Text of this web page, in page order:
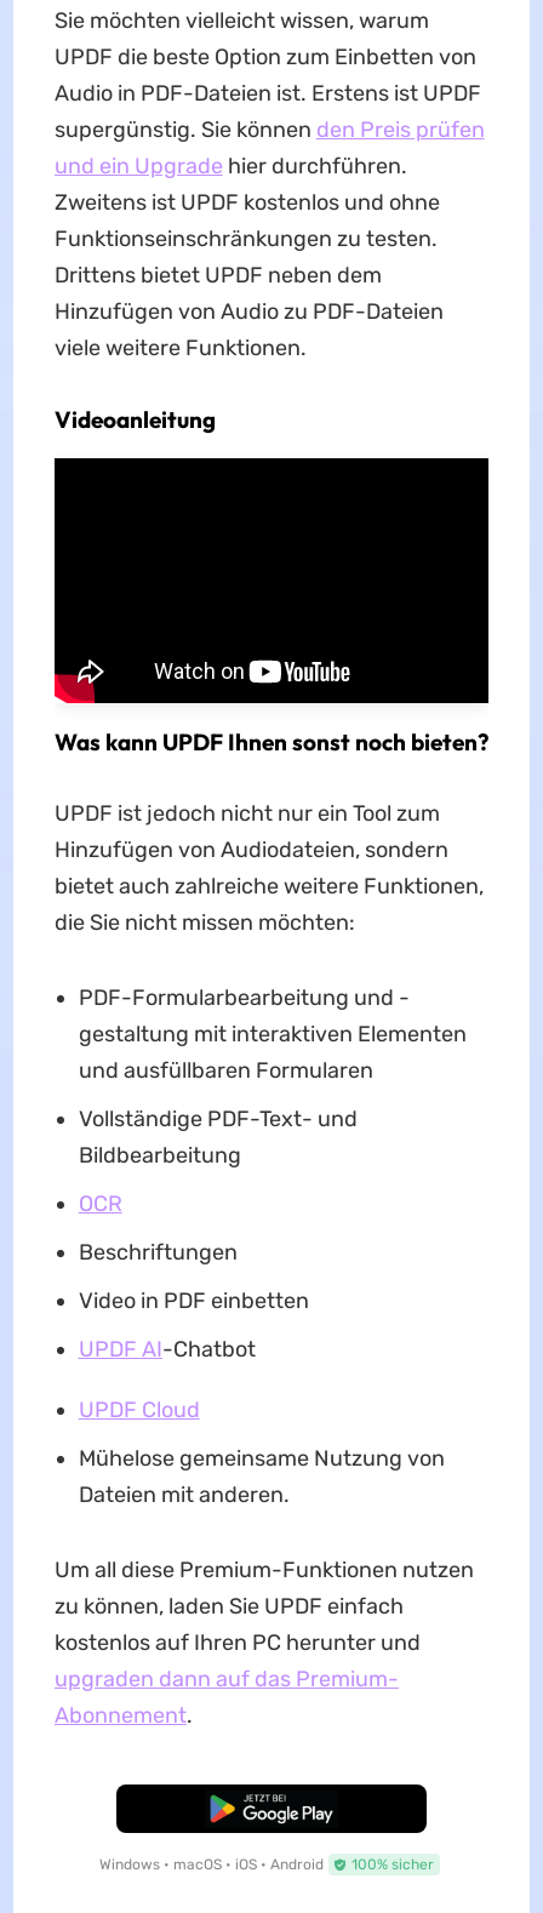
Sie möchten vielleicht wissen, warum
UPDF die beste Option zum Einbetten von
Audio in PDF-Dateien ist. Erstens ist UPDF
supergünstig. Sie können den Preis prüfen
und ein Upgrade hier durchführen.
Zweitens ist UPDF kostenlos und ohne
Funktionseinschränkungen zu testen.
Drittens bietet UPDF neben dem
Hinzufügen von Audio zu PDF-Dateien
viele weitere Funktionen.
Videoanleitung
Was kann UPDF Ihnen sonst noch bieten?
UPDF ist jedoch nicht nur ein Tool zum
Hinzufügen von Audiodateien, sondern
bietet auch zahlreiche weitere Funktionen,
die Sie nicht missen möchten:
PDF-Formularbearbeitung und -
gestaltung mit interaktiven Elementen
und ausfüllbaren Formularen
Vollständige PDF-Text- und
Bildbearbeitung
OCR
Beschriftungen
Video in PDF einbetten
UPDF AI-Chatbot
UPDF Cloud
Mühelose gemeinsame Nutzung von
Dateien mit anderen.
Um all diese Premium-Funktionen nutzen
zu können, laden Sie UPDF einfach
kostenlos auf Ihren PC herunter und
upgraden dann auf das Premium-
Abonnement.
Kostenloser Download
Windows • macOS • iOS • Android 100% sicher